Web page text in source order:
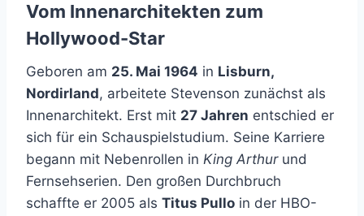
Vom Innenarchitekten zum
Hollywood-Star
Geboren am 25. Mai 1964 in Lisburn,
Nordirland, arbeitete Stevenson zunächst als
Innenarchitekt. Erst mit 27 Jahren entschied er
sich für ein Schauspielstudium. Seine Karriere
begann mit Nebenrollen in King Arthurund
Fernsehserien. Den großen Durchbruch
schaffte er 2005 als Titus Pullo in der HBO-